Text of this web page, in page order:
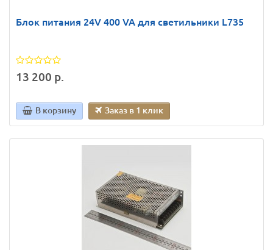
Блок питания 24V 400 VA для светильники L735
13 200 р.
В корзину Заказ в 1 клик